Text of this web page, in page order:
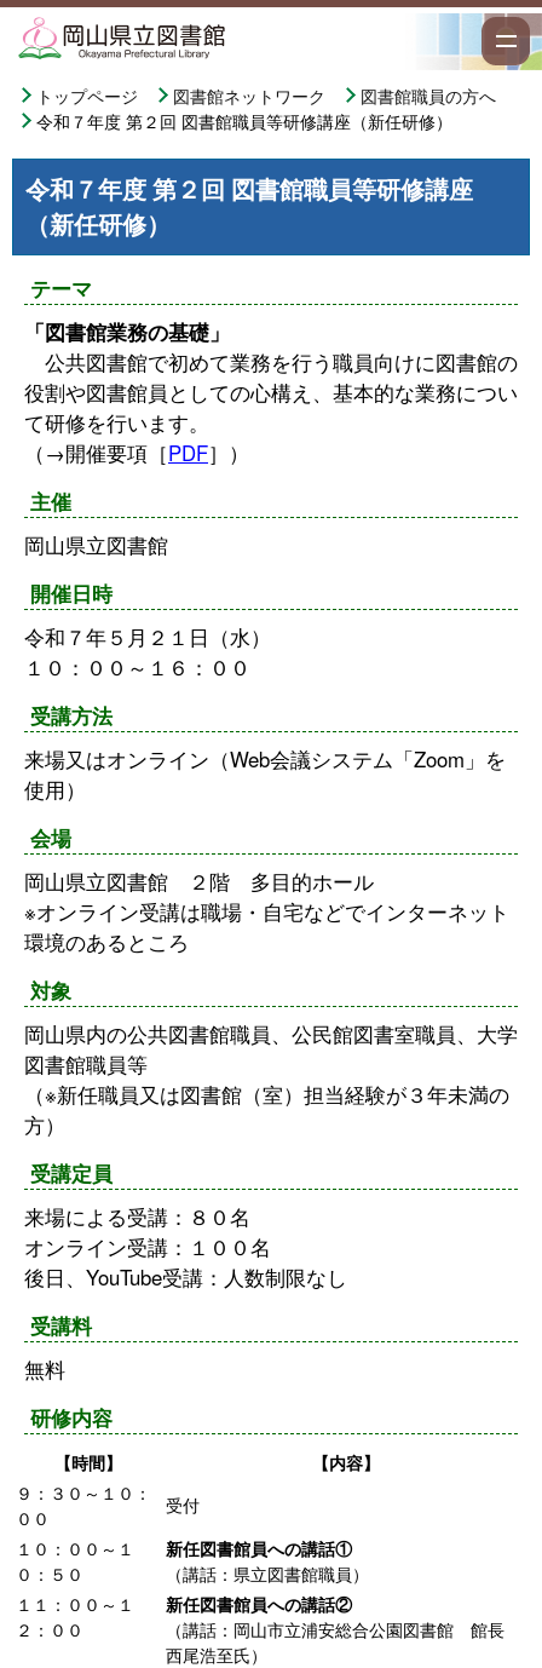
トップページ 図書館ネットワーク
図書館職員の方へ
令和７年度 第２回 図書館職員等研修講座（新任研修）
令和７年度 第２回 図書館職員等研修講座
（新任研修）
テーマ
「図書館業務の基礎」
公共図書館で初めて業務を行う職員向けに図書館の
役割や図書館員としての心構え、基本的な業務につい
て研修を行います。
（→開催要項［PDF］）
主催
岡山県立図書館
開催日時
令和７年５月２１日（水）
１０：００～１６：００
受講方法
来場又はオンライン（Web会議システム「Zoom」を
使用）
会場
岡山県立図書館 ２階 多目的ホール
※オンライン受講は職場・自宅などでインターネット
環境のあるところ
対象
岡山県内の公共図書館職員、公民館図書室職員、大学
図書館職員等
（※新任職員又は図書館（室）担当経験が３年未満の
方）
受講定員
来場による受講：８０名
オンライン受講：１００名
後日、YouTube受講：人数制限なし
受講料
無料
研修内容
【時間】
【内容】
９：３０～１０：
００
受付
１０：００～１
０：５０
新任図書館員への講話①
（講話：県立図書館職員）
１１：００～１
２：００
新任図書館員への講話②
（講話：岡山市立浦安総合公園図書館 館長
西尾浩至氏）